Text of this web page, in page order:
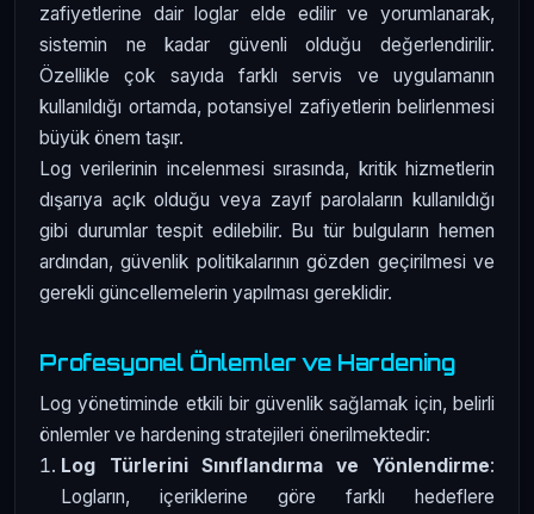
zafiyetlerine dair loglar elde edilir ve yorumlanarak,
sistemin ne kadar güvenli olduğu değerlendirilir.
Özellikle çok sayıda farklı servis ve uygulamanın
kullanıldığı ortamda, potansiyel zafiyetlerin belirlenmesi
büyük önem taşır.
Log verilerinin incelenmesi sırasında, kritik hizmetlerin
dışarıya açık olduğu veya zayıf parolaların kullanıldığı
gibi durumlar tespit edilebilir. Bu tür bulguların hemen
ardından, güvenlik politikalarının gözden geçirilmesi ve
gerekli güncellemelerin yapılması gereklidir.
Profesyonel Önlemler ve Hardening
Log yönetiminde etkili bir güvenlik sağlamak için, belirli
önlemler ve hardening stratejileri önerilmektedir:
Log Türlerini Sınıflandırma ve Yönlendirme:
Logların, içeriklerine göre farklı hedeflere